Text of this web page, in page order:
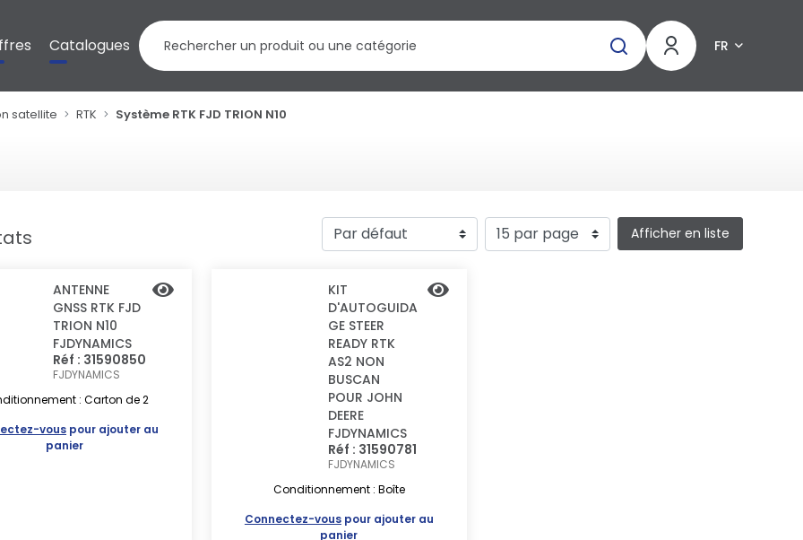
Catalogues FR
satellite RTK Système RTK FJD TRION N10
Afficher en liste
ANTENNE
GNSS RTK FJD
TRION N10
FJDYNAMICS
Réf : 31590850
FJDYNAMICS
: Carton de 2
vous pour ajouter au
panier
KIT
D'AUTOGUIDA
GE STEER
READY RTK
AS2 NON
BUSCAN
POUR JOHN
DEERE
FJDYNAMICS
Réf : 31590781
FJDYNAMICS
Conditionnement : Boîte
Connectez-vouspour ajouter au
panier